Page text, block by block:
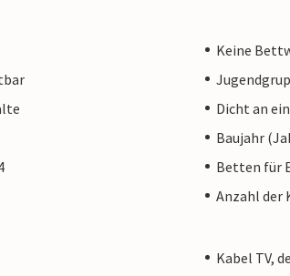
Keine
Dicht an
Baujahr
Betten für
Anzahl der
Kabel TV,